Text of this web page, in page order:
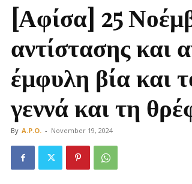
Πολιτική
Οργάνωση
[Αφίσα] 25
αντίστασης και
έμφυλη βία και
γεννά και τη
By A.P.O. - November 19, 2024